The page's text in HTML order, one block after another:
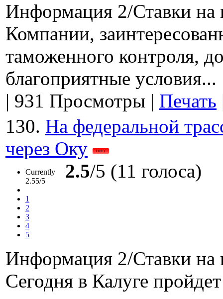
Информация 2/Ставки на
Компании,
таможенного контроля,
благоприятные условия...
| 931 Просмотры | Печать
130. На федеральной
через Оку
Currently
2.55/5
1
2
3
4
5
2.5/5 (11 голоса)
Информация 2/Ставки на
Сегодня в Калуге